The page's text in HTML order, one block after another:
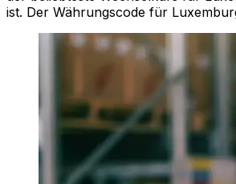
ist. Der Währungscode für